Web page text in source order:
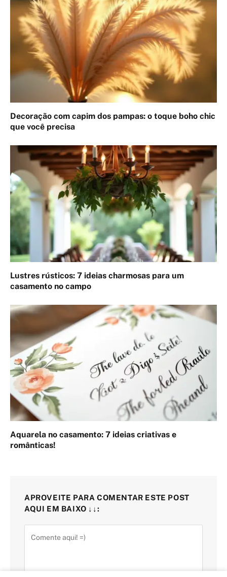
Decoração com capim dos pampas: o toque boho chic
que você precisa
Lustres rústicos: 7 ideias charmosas para um
casamento no campo
Aquarela no casamento: 7 ideias criativas e
românticas!
APROVEITE PARA COMENTAR ESTE POST
AQUI EM BAIXO ↓↓: